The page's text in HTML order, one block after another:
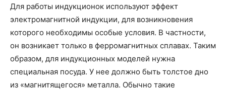
Для работы индукционок используют эффект
электромагнитной индукции, для возникновения
которого необходимы особые условия. В частности,
он возникает только в ферромагнитных сплавах. Таким
образом, для индукционных моделей нужна
специальная посуда. У нее должно быть толстое дно
из «магнитящегося» металла. Обычно такие